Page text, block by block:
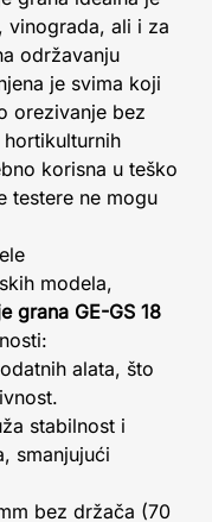
vinograda, ali i za
održavanju
je svima koji
orezivanje bez
korisna u teško
testere ne mogu
modela,
grana GE-GS 18
alata, što
stabilnost i
smanjujući
bez držača (70